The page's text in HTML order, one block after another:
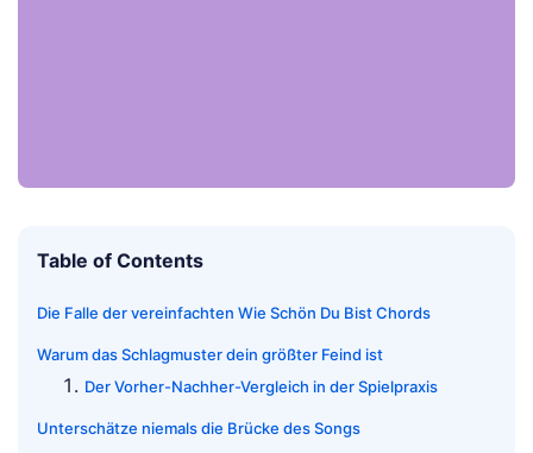
Table of Contents
Die Falle der vereinfachten Wie Schön Du Bist Chords
Warum das Schlagmuster dein größter Feind ist
Der Vorher-Nachher-Vergleich in der Spielpraxis
Unterschätze niemals die Brücke des Songs